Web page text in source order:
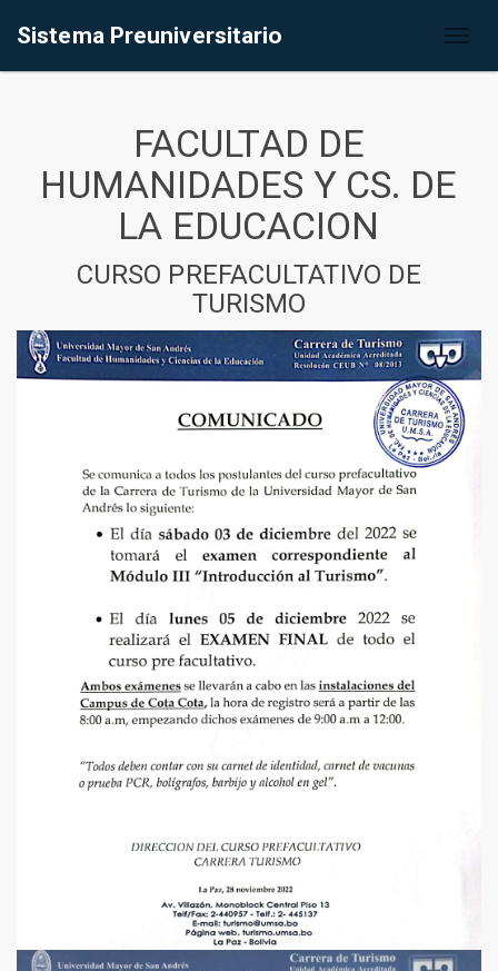
Sistema Preuniversitario
FACULTAD DE
HUMANIDADES Y CS. DE
LA EDUCACION
CURSO PREFACULTATIVO DE
TURISMO